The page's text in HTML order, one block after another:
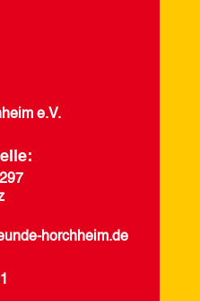
e.V.
horchheim.de